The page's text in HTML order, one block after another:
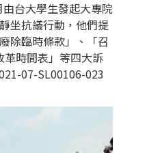
台大學生發起大專院
坐抗議行動，他們提
除臨時條款」、「召
革時間表」等四大訴
07-SL00106-023